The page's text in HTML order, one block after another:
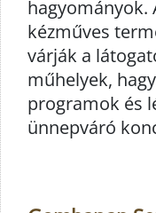
hagyományok.
kézműves
várják a
műhelyek,
programok és
ünnepváró